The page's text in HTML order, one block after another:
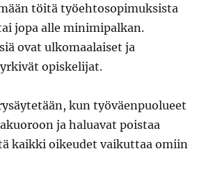
töitä työehtosopimuksista
jopa alle minimipalkan.
ovat ulkomaalaiset ja
opiskelijat.
kun työväenpuolueet
ja haluavat poistaa
kaikki oikeudet vaikuttaa omiin